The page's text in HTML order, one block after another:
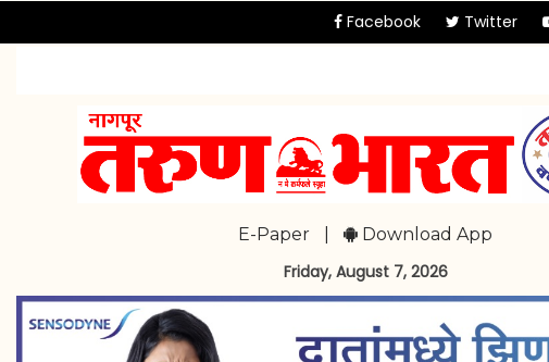
Facebook Twitter
E-Paper Download App
Friday, August 7, 2026